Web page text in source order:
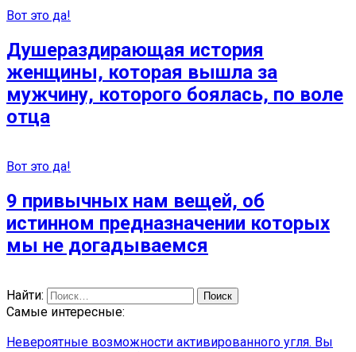
Вот это да!
Душераздирающая история
женщины, которая вышла за
мужчину, которого боялась, по воле
отца
Вот это да!
9 привычных нам вещей, об
истинном предназначении которых
мы не догадываемся
Найти:
Самые интересные:
Невероятные возможности активированного угля. Вы